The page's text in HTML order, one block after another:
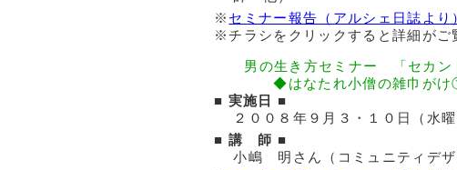
※ セミナー報告（アルシェ日誌より
※チラシをクリックすると詳細がご
男の生き方セミナー 「セカン
◆はなたれ小僧の雑巾が
■ 実施日 ■
２００８年９月３・１０日（水曜
■ 講 師 ■
小嶋 明さん（コミュニティデ